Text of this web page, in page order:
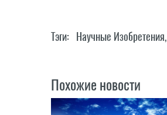
Тэги: Научные Изобретения,
Похожие новости